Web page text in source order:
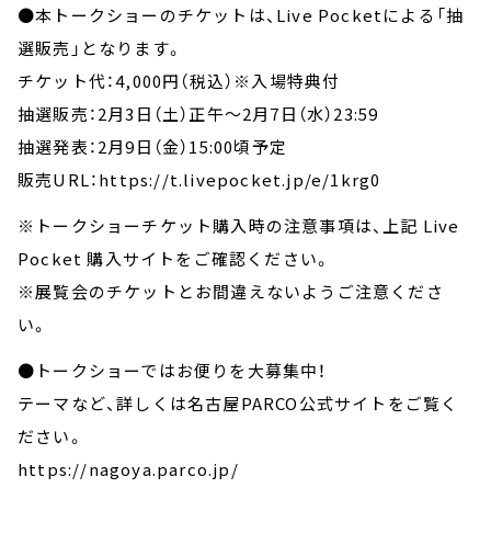
●本トークショーのチケットは、Live Pocketによる「抽
選販売」となります。
チケット代：4,000円（税込）※入場特典付
抽選販売：2月3日（土）正午～2月7日（水）23:59
抽選発表：2月9日（金）15:00頃予定
販売URL：https://t.livepocket.jp/e/1krg0
※トークショーチケット購入時の注意事項は、上記 Live
Pocket 購入サイトをご確認ください。
※展覧会のチケットとお間違えないようご注意くださ
い。
●トークショーではお便りを大募集中！
テーマなど、詳しくは名古屋PARCO公式サイトをご覧く
ださい。
https://nagoya.parco.jp/